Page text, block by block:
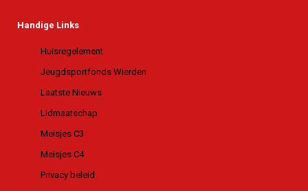
Handige Links
Huisregelement
Jeugdsportfonds Wierden
Laatste Nieuws
Lidmaatschap
Meisjes C3
Meisjes C4
Privacy beleid